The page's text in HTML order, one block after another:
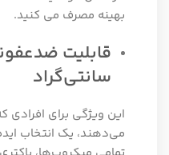
بهینه مصرف می کنید.
سانتی‌گراد
این ویژگی برای
می‌دهند، یک انتخاب